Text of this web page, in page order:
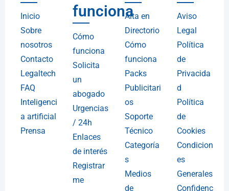
Inicio
Sobre
nosotros
Contacto
Legaltech
FAQ
Inteligenci
a artificial
Prensa
funciona
Cómo
funciona
Solicita
un
abogado
Urgencias
/ 24h
Enlaces
de interés
Registrar
me
Alta en
Directorio
Cómo
funciona
Packs
Publicitari
os
Soporte
Técnico
Categoría
s
Medios
de
Aviso
Legal
Política
de
Privacida
d
Política
de
Cookies
Condicion
es
Generales
Confidenc